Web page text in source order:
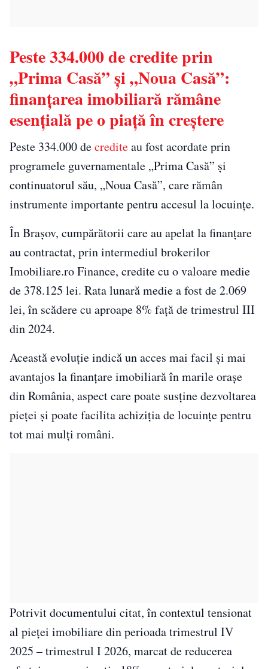
Peste 334.000 de credite prin
„Prima Casă” și „Noua Casă”:
finanțarea imobiliară rămâne
esențială pe o piață în creștere
Peste 334.000 decrediteau fost acordate prin
programele guvernamentale „Prima Casă” și
continuatorul său, „Noua Casă”, care rămân
instrumente importante pentru accesul la locuințe.
În Brașov, cumpărătorii care au apelat la finanțare
au contractat, prin intermediul brokerilor
Imobiliare.ro Finance, credite cu o valoare medie
de 378.125 lei. Rata lunară medie a fost de 2.069
lei, în scădere cu aproape 8% față de trimestrul III
din 2024.
Această evoluție indică un acces mai facil și mai
avantajos la finanțare imobiliară în marile orașe
din România, aspect care poate susține dezvoltarea
pieței și poate facilita achiziția de locuințe pentru
tot mai mulți români.
Potrivit documentului citat, în contextul tensionat
al pieței imobiliare din perioada trimestrul IV
2025 – trimestrul I 2026, marcat de reducerea